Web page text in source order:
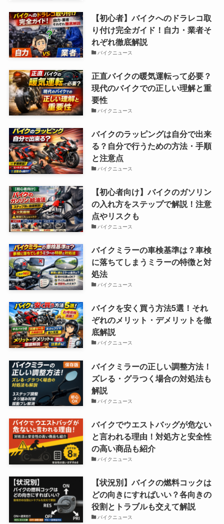
【初心者】バイクへのドラレコ取
り付け完全ガイド！自力・業者そ
れぞれ徹底解説
バイクニュース
正直バイクの暖気運転って必要？
現代のバイクでの正しい理解と重
要性
バイクニュース
バイクのラッピングは自分で出来
る？自分で行うための方法・手順
と注意点
バイクニュース
【初心者向け】バイクのガソリン
の入れ方をステップで解説！注意
点やリスクも
バイクニュース
バイクミラーの車検基準は？車検
に落ちてしまうミラーの特徴と対
処法
バイクニュース
バイクを安く買う方法5選！それ
ぞれのメリット・デメリットを徹
底解説
バイクニュース
バイクミラーの正しい調整方法！
ズレる・グラつく場合の対処法も
解説
バイクニュース
バイクでウエストバッグが危ない
と言われる理由！対処方と安全性
の高い商品も紹介
バイクニュース
【状況別】バイクの燃料コックは
どの向きにすればいい？各向きの
役割とトラブルも交えて解説
バイクニュース